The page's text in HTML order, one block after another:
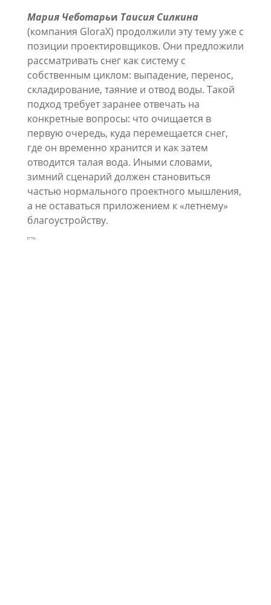
Мария Чеботарьи Таисия Силкина
(компания GloraX) продолжили эту тему уже с
позиции проектировщиков. Они предложили
рассматривать снег как систему с
собственным циклом: выпадение, перенос,
складирование, таяние и отвод воды. Такой
подход требует заранее отвечать на
конкретные вопросы: что очищается в
первую очередь, куда перемещается снег,
где он временно хранится и как затем
отводится талая вода. Иными словами,
зимний сценарий должен становиться
частью нормального проектного мышления,
а не оставаться приложением к «летнему»
благоустройству.